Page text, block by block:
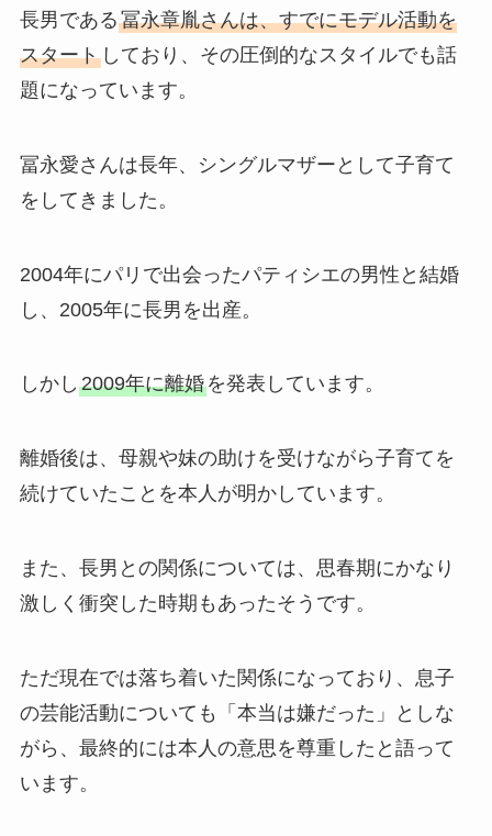
長男である冨永章胤さんは、すでにモデル活動を
スタートしており、その圧倒的なスタイルでも話
題になっています。
冨永愛さんは長年、シングルマザーとして子育て
をしてきました。
2004年にパリで出会ったパティシエの男性と結婚
し、2005年に長男を出産。
しかし 2009年に離婚を発表しています。
離婚後は、母親や妹の助けを受けながら子育てを
続けていたことを本人が明かしています。
また、長男との関係については、思春期にかなり
激しく衝突した時期もあったそうです。
ただ現在では落ち着いた関係になっており、息子
の芸能活動についても「本当は嫌だった」としな
がら、最終的には本人の意思を尊重したと語って
います。